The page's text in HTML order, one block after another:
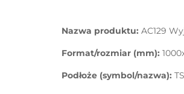
Nazwa produktu: AC129
Format/rozmiar (mm):
Podłoże (symbol/nazwa):